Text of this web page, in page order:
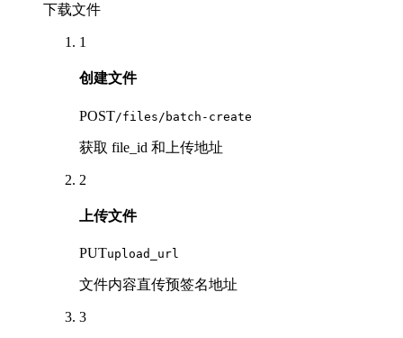
下载文件
1
创建文件
POST/files/batch-create
获取 file_id 和上传地址
2
上传文件
PUTupload_url
文件内容直传预签名地址
3